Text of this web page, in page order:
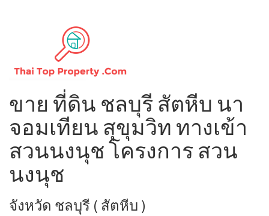
ขาย ที่ดิน ชลบุรี สัตหีบ นา
จอมเทียน สุขุมวิท ทางเข้า
สวนนงนุช โครงการ สวน
นงนุช
จังหวัด ชลบุรี ( สัตหีบ )